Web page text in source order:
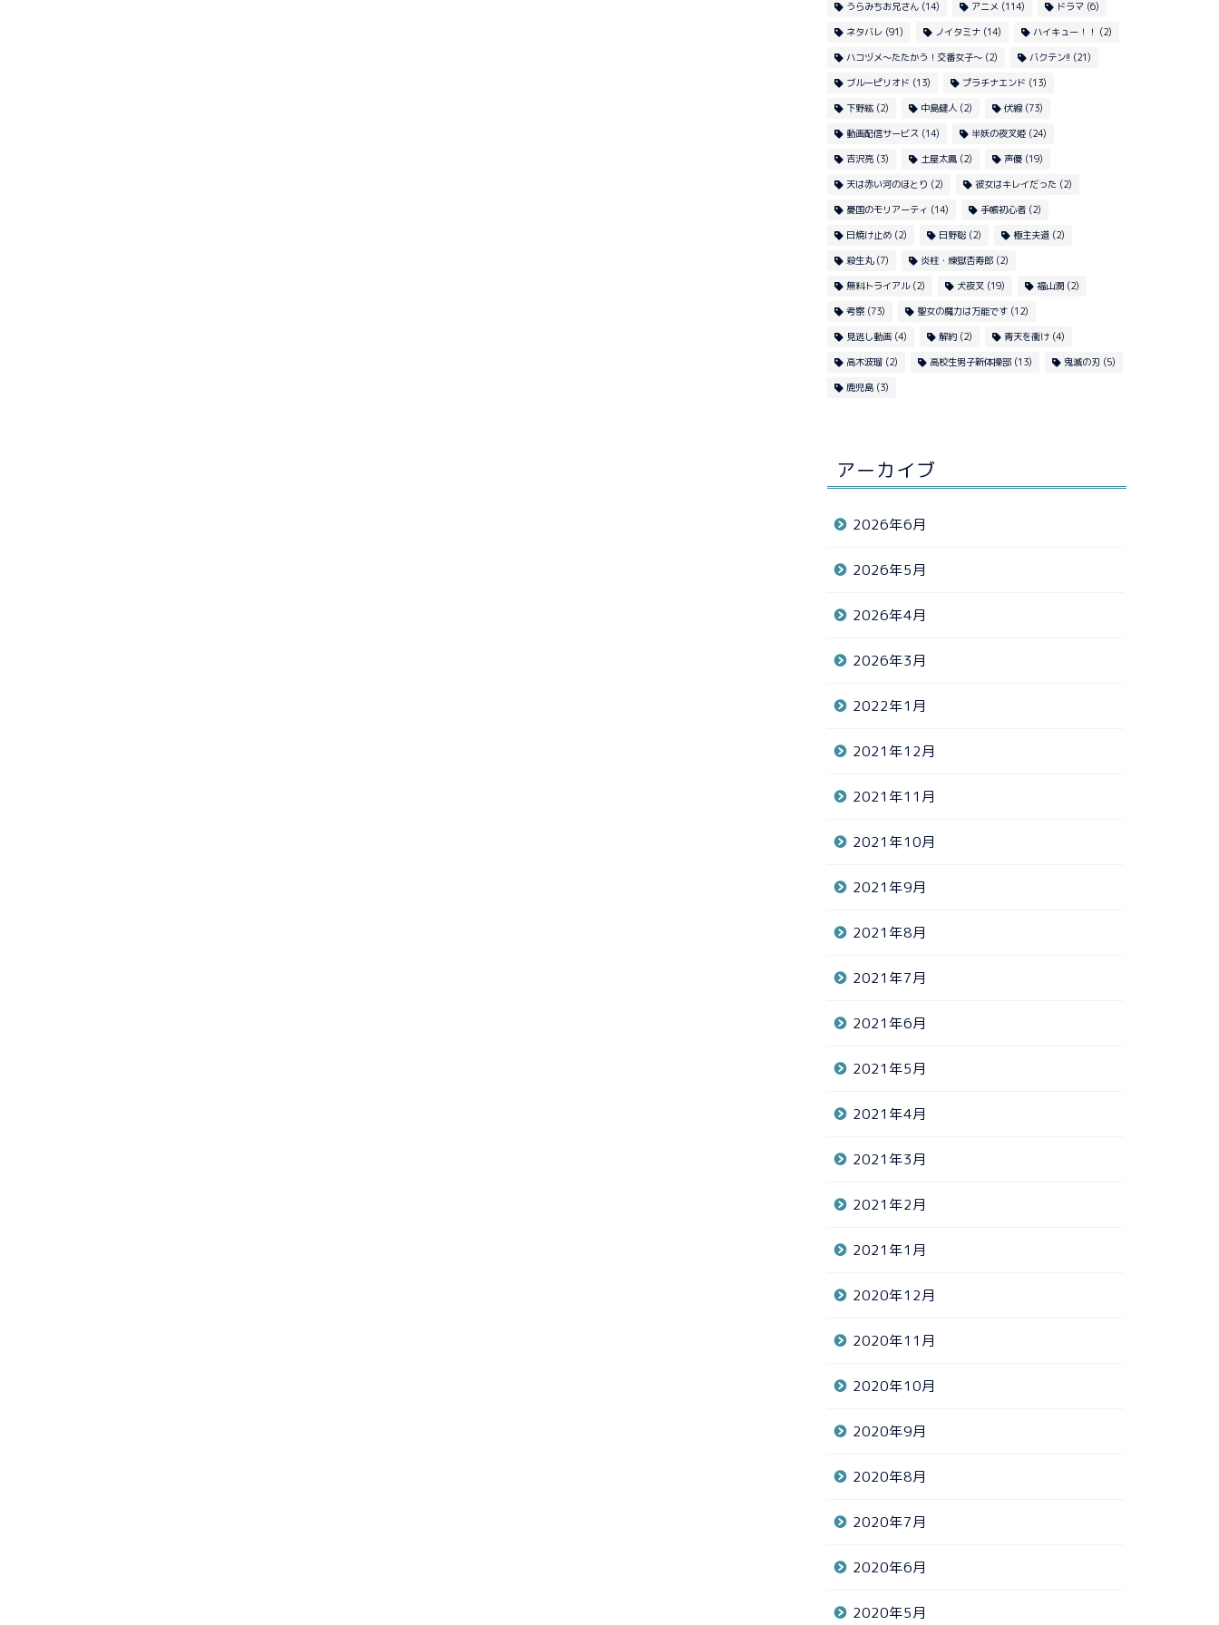
うらみちお兄さん(14) アニメ (114) ドラマ(6)
ネタバレ(91) ノイタミナ(14) ハイキュー！！ (2)
ハコヅメ〜たたかう！交番女子〜(2) バクテン!! (21)
ブルーピリオド (13) プラチナエンド (13)
下野紘(2) 中島健人(2) 伏線(73)
動画配信サービス (14) 半妖の夜叉姫(24)
吉沢亮(3) 土屋太鳳(2) 声優(19)
天は赤い河のほとり (2) 彼女はキレイだった (2)
憂国のモリアーティ (14) 手帳初心者(2)
日焼け止め(2) 日野聡(2) 極主夫道(2)
殺生丸(7) 炎柱・煉獄杏寿郎(2)
無料トライアル(2) 犬夜叉(19) 福山潤(2)
考察(73) 聖女の魔力は万能です(12)
見逃し動画(4) 解約(2) 青天を衝け(4)
高木波瑠(2) 高校生男子新体操部(13) 鬼滅の刃 (5)
鹿児島(3)
アーカイブ
2026年6月
2026年5月
2026年4月
2026年3月
2022年1月
2021年12月
2021年11月
2021年10月
2021年9月
2021年8月
2021年7月
2021年6月
2021年5月
2021年4月
2021年3月
2021年2月
2021年1月
2020年12月
2020年11月
2020年10月
2020年9月
2020年8月
2020年7月
2020年6月
2020年5月